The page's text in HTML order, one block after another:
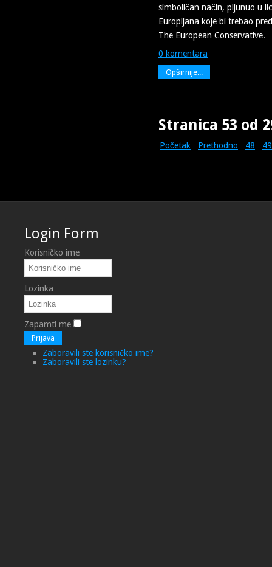
simboličan način, pljunuo u
Europljana koje bi trebao
The European Conservative.
0 komentara
Opširnije...
Stranica 53 od
Početak Prethodno 48 49
Login Form
Korisničko ime
Lozinka
Zapamti me
Prijava
Zaboravili ste korisničko ime?
Zaboravili ste lozinku?